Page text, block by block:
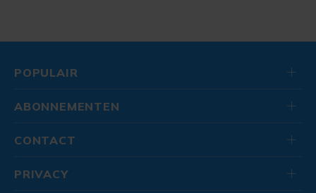
POPULAIR
ABONNEMENTEN
CONTACT
PRIVACY